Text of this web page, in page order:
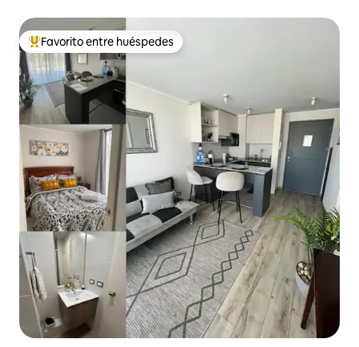
De los mejores en Favorito entre huéspedes
Favorito entre huéspedes